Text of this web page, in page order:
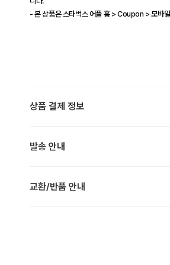
- 본 상품은 스타벅스 어플 홈 > Coupon > 모바
상품 결제 정보
발송 안내
교환/반품 안내